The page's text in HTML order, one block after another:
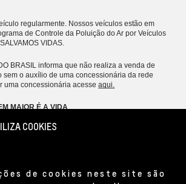
COOKIES
de cookies neste site são